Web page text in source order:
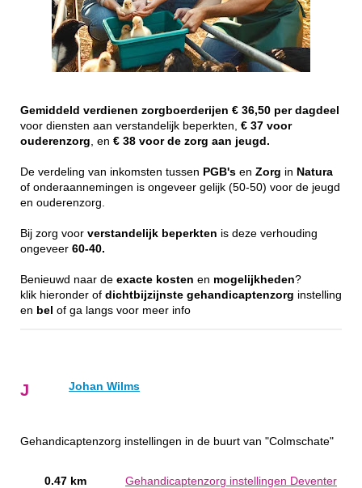
Gemiddeld verdienen zorgboerderijen € 36,50 per dagdeel
voor diensten aan verstandelijk beperkten, € 37 voor
ouderenzorg , en € 38 voor de zorg aan jeugd.
De verdeling van inkomsten tussen PGB's en Zorg in Natura
of onderaannemingen is ongeveer gelijk (50-50) voor de jeugd
en ouderenzorg.
Bij zorg voor verstandelijk beperkten is deze verhouding
ongeveer 60-40.
Benieuwd naar de exacte kosten en mogelijkheden?
klik hieronder of dichtbijzijnste gehandicaptenzorg instelling
en bel of ga langs voor meer info
J Johan Wilms
Gehandicaptenzorg instellingen in de buurt van "Colmschate"
0.47 km Gehandicaptenzorg instellingen Deventer